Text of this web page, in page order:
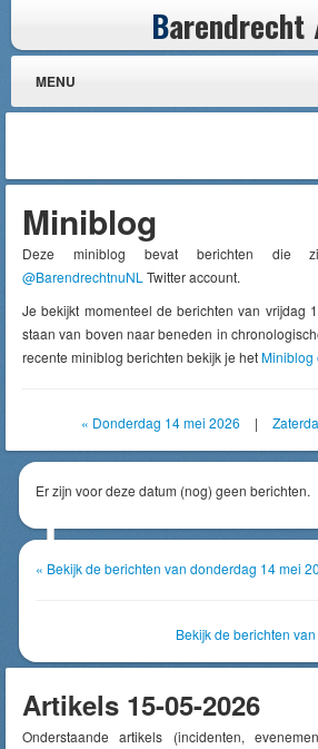
Barendrecht
MENU
Miniblog
Deze miniblog bevat berichten die
@BarendrechtnuNL Twitter account.
Je bekijkt momenteel de berichten van vrijdag
staan van boven naar beneden in
recente miniblog berichten bekijk je hetMiniblog
« Donderdag 14 mei 2026 |
Er zijn voor deze datum (nog) geen berichten.
« Bekijk de berichten van donderdag 14 mei
Bekijk de berichten
Artikels 15-05-2026
Onderstaande artikels (incidenten,